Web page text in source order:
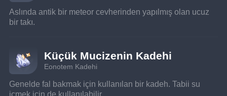
Aslında antik bir meteor cevherinden yapılmış olan ucuz
bir takı.
Küçük Mucizenin Kadehi
Eonotem Kadehi
Genelde fal bakmak için kullanılan bir kadeh. Tabii su